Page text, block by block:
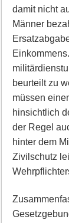
damit nicht
Männer
beurteilt zu
müssen
hinsichtlich
der Regel
hinter dem
Zivilschutz